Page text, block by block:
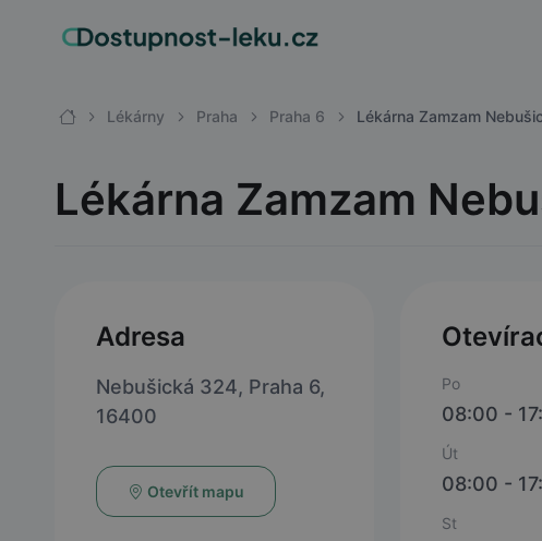
Lékárny Praha Praha 6 Lékárna Zamzam
Lékárna Zamzam
Adresa
Nebušická 324, Praha 6,
16400
Otevřít mapu
Po
08:00 -
Út
08:00 -
St